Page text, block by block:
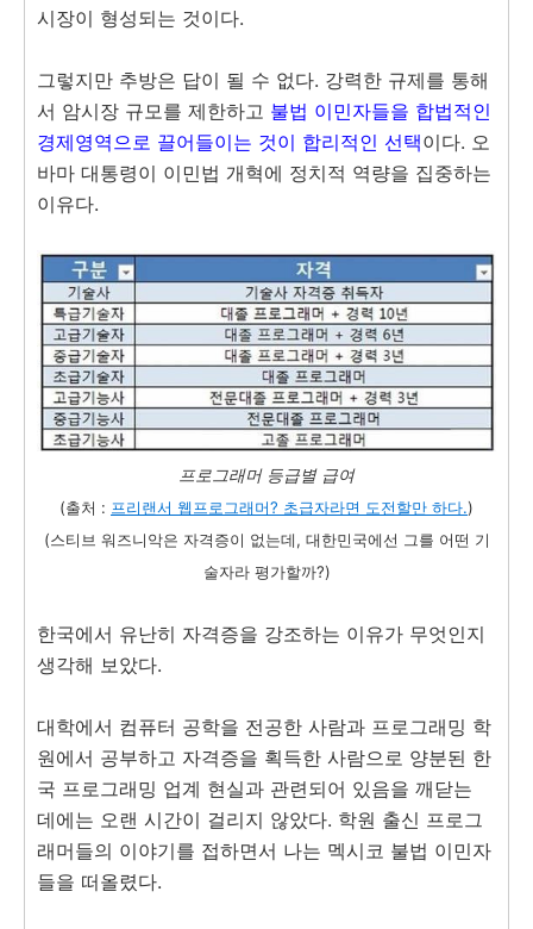
시장이 형성되는 것이다.
그렇지만 추방은 답이 될 수 없다. 강력한 규제를 통해
서 암시장 규모를 제한하고 불법 이민자들을 합법적인
경제영역으로 끌어들이는 것이 합리적인 선택이다. 오
바마 대통령이 이민법 개혁에 정치적 역량을 집중하는
이유다.
프로그래머 등급별 급여
(출처 : 프리랜서 웹프로그래머? 초급자라면 도전할만 하다.)
(스티브 워즈니악은 자격증이 없는데, 대한민국에선 그를 어떤 기
술자라 평가할까?)
한국에서 유난히 자격증을 강조하는 이유가 무엇인지
생각해 보았다.
대학에서 컴퓨터 공학을 전공한 사람과 프로그래밍 학
원에서 공부하고 자격증을 획득한 사람으로 양분된 한
국 프로그래밍 업계 현실과 관련되어 있음을 깨닫는
데에는 오랜 시간이 걸리지 않았다. 학원 출신 프로그
래머들의 이야기를 접하면서 나는 멕시코 불법 이민자
들을 떠올렸다.